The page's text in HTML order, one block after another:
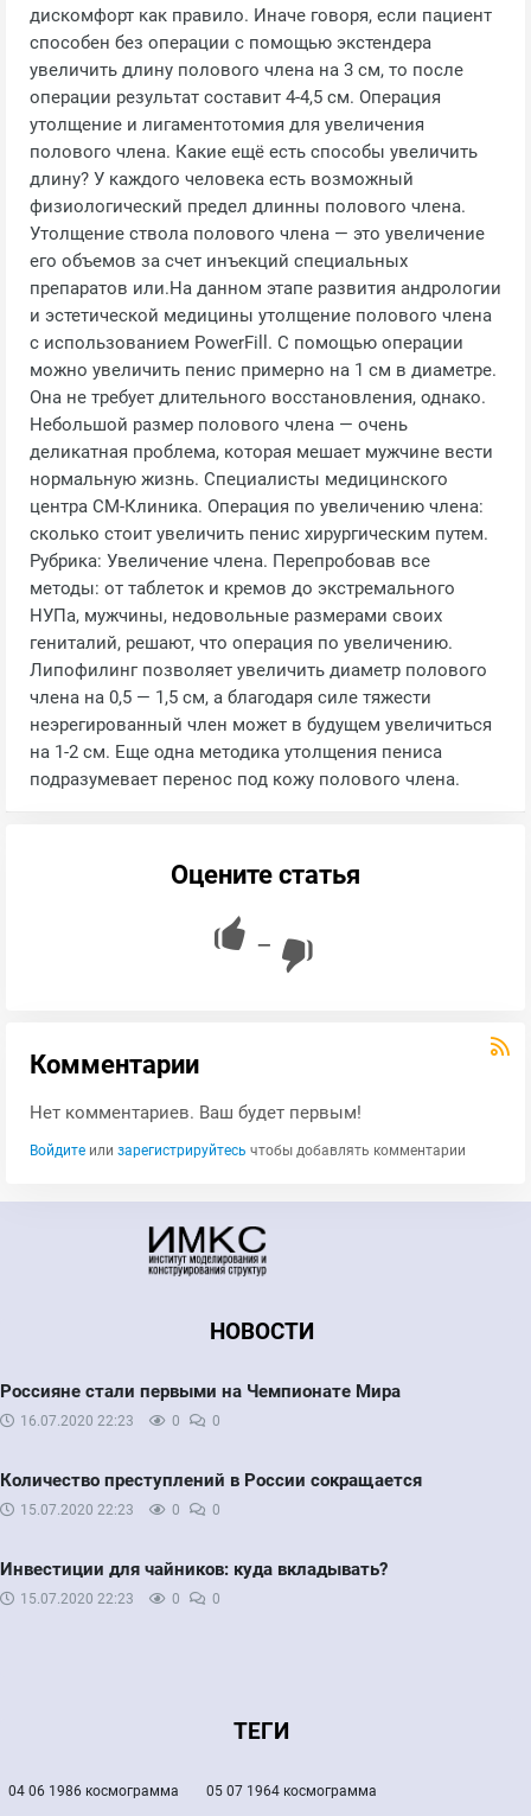
дискомфорт как правило. Иначе говоря, если пациент
способен без операции с помощью экстендера
увеличить длину полового члена на 3 см, то после
операции результат составит 4-4,5 см. Операция
утолщение и лигаментотомия для увеличения
полового члена. Какие ещё есть способы увеличить
длину? У каждого человека есть возможный
физиологический предел длинны полового члена.
Утолщение ствола полового члена — это увеличение
его объемов за счет инъекций специальных
препаратов или.На данном этапе развития андрологии
и эстетической медицины утолщение полового члена
с использованием PowerFill. С помощью операции
можно увеличить пенис примерно на 1 см в диаметре.
Она не требует длительного восстановления, однако.
Небольшой размер полового члена — очень
деликатная проблема, которая мешает мужчине вести
нормальную жизнь. Специалисты медицинского
центра СМ-Клиника. Операция по увеличению члена:
сколько стоит увеличить пенис хирургическим путем.
Рубрика: Увеличение члена. Перепробовав все
методы: от таблеток и кремов до экстремального
НУПа, мужчины, недовольные размерами своих
гениталий, решают, что операция по увеличению.
Липофилинг позволяет увеличить диаметр полового
члена на 0,5 — 1,5 см, а благодаря силе тяжести
неэрегированный член может в будущем увеличиться
на 1-2 см. Еще одна методика утолщения пениса
подразумевает перенос под кожу полового члена.
Оцените статья
—
Комментарии
Нет комментариев. Ваш будет первым!
Войдите или зарегистрируйтесь чтобы добавлять комментарии
НОВОСТИ
Россияне стали первыми на Чемпионате Мира
16.07.2020 22:23 0 0
Количество преступлений в России сокращается
15.07.2020 22:23 0 0
Инвестиции для чайников: куда вкладывать?
15.07.2020 22:23 0 0
ТЕГИ
04 06 1986 космограмма 05 07 1964 космограмма